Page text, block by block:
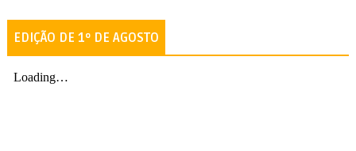
EDIÇÃO DE 1º DE AGOSTO